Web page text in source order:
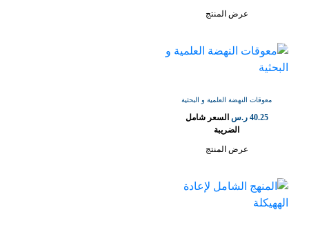
عرض المنتج
معوقات النهضة العلمية و البحثية
40.25 ر.س السعر شامل
الضريبة
عرض المنتج